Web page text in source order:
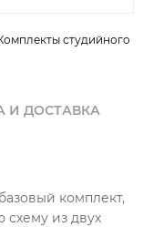
студийного
И ДОСТАВКА
комплект,
схему из двух